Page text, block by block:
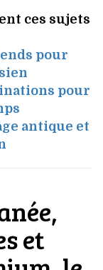
ces sujets
pour
pour
antique et
et